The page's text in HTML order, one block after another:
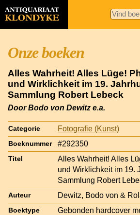
Onze boeken
Alles Wahrheit! Alles Lüge!
und Wirklichkeit im 19.
Sammlung Robert Lebeck
Door Bodo von Dewitz e.a.
Categorie Fotografie (Kunst)
Boeknummer #292350
Titel
Alles Wahrheit! Alles
und Wirklichkeit im 19.
Sammlung Robert
Auteur Dewitz, Bodo von &
Boektype Gebonden hardcover